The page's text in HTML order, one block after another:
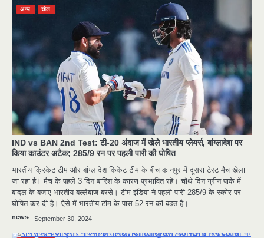
अन्य खेल
IND vs BAN 2nd Test: टी-20 अंदाज में खेले भारतीय प्लेयर्स, बांग्लादेश पर
किया काउंटर अटैक; 285/9 रन पर पहली पारी की घोषित
भारतीय क्रिकेट टीम और बांग्‍लादेश किकेट टीम के बीच कानपुर में दूसरा टेस्‍ट मैच खेला
जा रहा है। मैच के पहले 3 दिन बारिश के कारण प्रभावित रहे। चौथे दिन ग्रीन पार्क में
बादल के बजाए भारतीय बल्‍लेबाज बरसे। टीम इंडिया ने पहली पारी 285/9 के स्‍कोर पर
घोषित कर दी है। ऐसे में भारतीय टीम के पास 52 रन की बढ़त है।
news September 30, 2024
2
मुर्दा हो गया जिंदा: गड्ढे में वाहन को लगा झटका तो